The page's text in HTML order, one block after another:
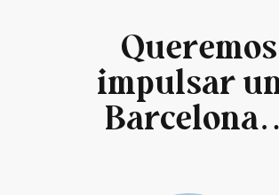
Queremos
impulsar